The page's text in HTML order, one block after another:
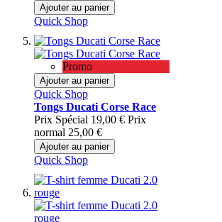
Ajouter au panier
Quick Shop
Promo
Ajouter au panier
Quick Shop
Tongs Ducati Corse Race
Prix Spécial 19,00 € Prix
normal 25,00 €
Ajouter au panier
Quick Shop